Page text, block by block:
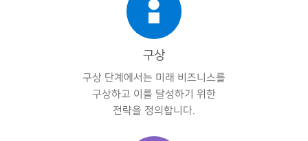
구상
구상 단계에서는 미래 비즈니스를
구상하고 이를 달성하기 위한
전략을 정의합니다.